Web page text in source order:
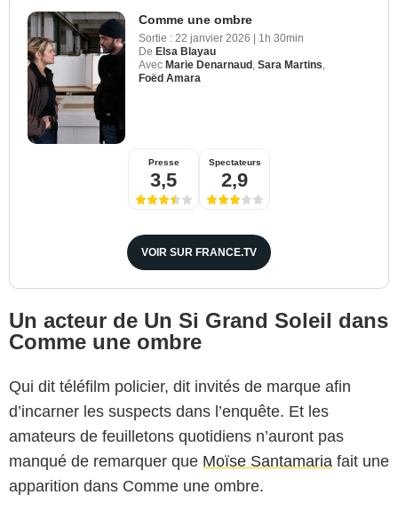
Comme une ombre
Sortie : 22 janvier 2026 | 1h 30min
De Elsa Blayau
Avec Marie Denarnaud Sara Martins
Foëd Amara
Presse
3,5
Spectateurs
2,9
VOIR SUR FRANCE.TV
Un acteur de Un Si Grand Soleil dans
Comme une ombre
Qui dit téléfilm policier, dit invités de marque afin
d’incarner les suspects dans l’enquête. Et les
amateurs de feuilletons quotidiens n’auront pas
manqué de remarquer que Moïse Santamaria fait une
apparition dans Comme une ombre.